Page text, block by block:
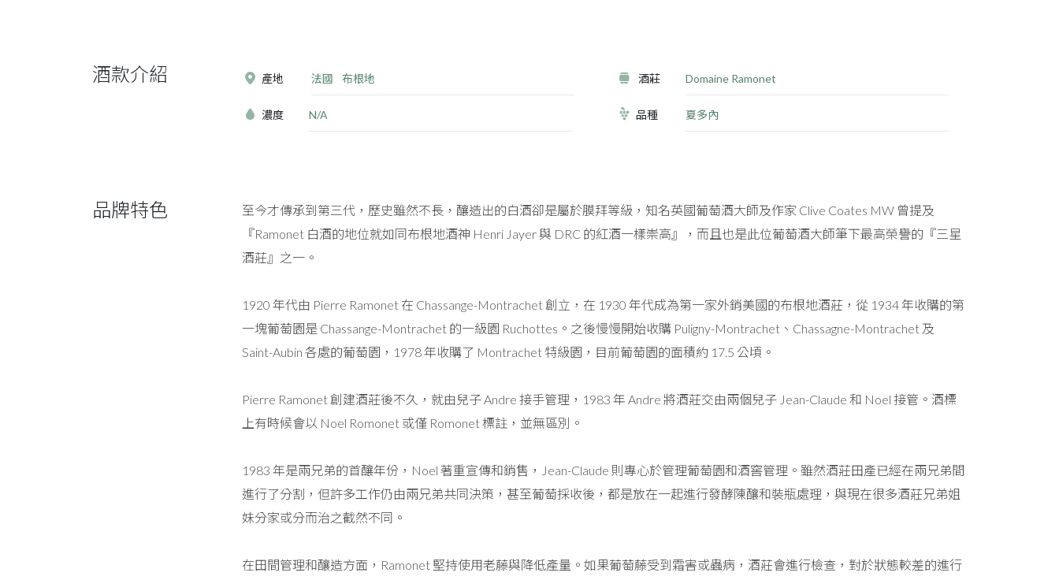
酒款介紹 產地 法國 布根地 酒莊 Domaine Ramonet
濃度 N/A 品種 夏多內
品牌特色
至今才傳承到第三代，歷史雖然不長，釀造出的白酒卻是屬於膜拜等級，知名英國葡萄酒大師及作家 Clive Coates MW 曾提及
『Ramonet 白酒的地位就如同布根地酒神 Henri Jayer 與 DRC 的紅酒一樣崇高』，而且也是此位葡萄酒大師筆下最高榮譽的『三星
酒莊』之一。
1920 年代由 Pierre Ramonet 在 Chassange-Montrachet 創立，在 1930 年代成為第一家外銷美國的布根地酒莊，從 1934 年收購的第
一塊葡萄園是 Chassange-Montrachet 的一級園 Ruchottes。之後慢慢開始收購 Puligny-Montrachet、Chassagne-Montrachet 及
Saint-Aubin 各處的葡萄園，1978 年收購了 Montrachet 特級園，目前葡萄園的面積約 17.5 公頃。
Pierre Ramonet 創建酒莊後不久，就由兒子 Andre 接手管理，1983 年 Andre 將酒莊交由兩個兒子 Jean-Claude 和 Noel 接管。酒標
上有時候會以 Noel Romonet 或僅 Romonet 標註，並無區別。
1983 年是兩兄弟的首釀年份，Noel 著重宣傳和銷售，Jean-Claude 則專心於管理葡萄園和酒窖管理。雖然酒莊田產已經在兩兄弟間
進行了分割，但許多工作仍由兩兄弟共同決策，甚至葡萄採收後，都是放在一起進行發酵陳釀和裝瓶處理，與現在很多酒莊兄弟姐
妹分家或分而治之截然不同。
在田間管理和釀造方面，Ramonet 堅持使用老藤與降低產量。如果葡萄藤受到霜害或蟲病，酒莊會進行檢查，對於狀態較差的進行